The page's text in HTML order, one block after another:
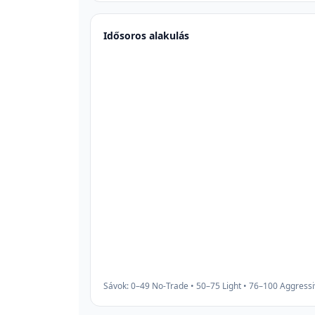
Idősoros alakulás
Sávok: 0–49 No-Trade • 50–75 Light • 76–100